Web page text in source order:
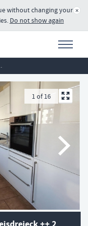
×
without changing your
Do not show again
1of 16